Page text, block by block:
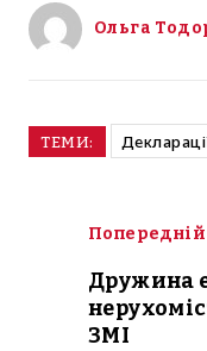
Ольга
ТЕМИ:
Попередній
Дружина
ЗМІ